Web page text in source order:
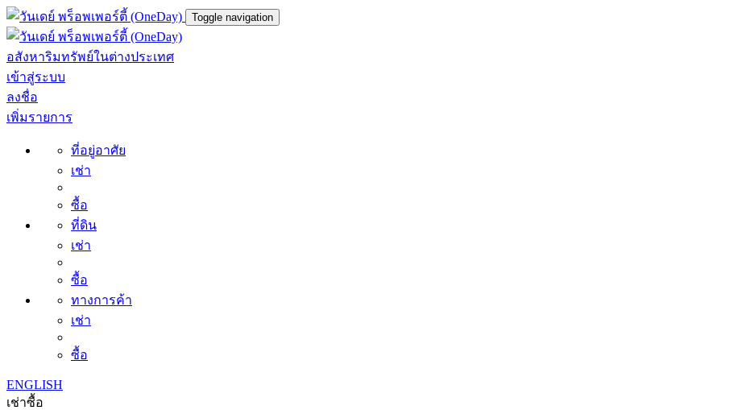
Toggle navigation
อสังหาริมทรัพย์ในต่างประเทศ
เข้าสู่ระบบ
ลงชื่อ
เพิ่มรายการ
ที่อยู่อาศัย
เช่า
ซื้อ
ที่ดิน
เช่า
ซื้อ
ทางการค้า
เช่า
ซื้อ
ENGLISH
เช่าซื้อ